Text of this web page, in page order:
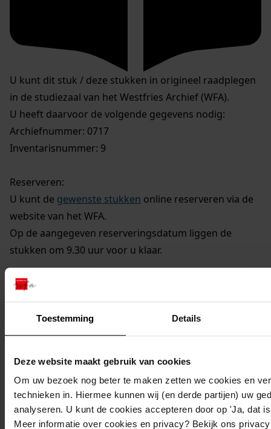
Toestemming Details
Deze website maakt gebruik van cookies
Om uw bezoek nog beter te maken zetten we cookies en
technieken in. Hiermee kunnen wij (en derde partijen) uw
analyseren. U kunt de cookies accepteren door op 'Ja, dat
Meer informatie over cookies en privacy? Bekijk ons
U kunt dit stuk / deze stukken in origineel raadplegen
in de studiezaal van het Westfries Archief (WFA).
U heeft daarvoor de volgende gegevens nodig:
Archiefnummer: 0717
Inventarisnummer: 9
Reserveren:
U kunt de gewenste stukken online reserveren via de
website van het WFA.
Op de aangegeven reserveringsdatum liggen de
stukken om 9.30 uur voor u klaar.